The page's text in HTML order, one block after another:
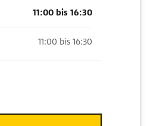
11:00 bis 16:30
11:00 bis 16:30